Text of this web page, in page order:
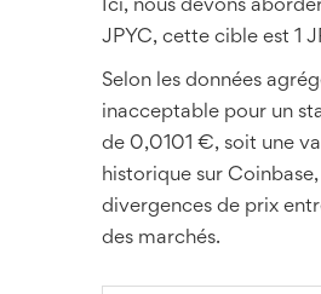
Ici, nous devons
JPYC, cette cible est 1
Selon les données
inacceptable pour un
de 0,0101 €, soit une
historique sur
divergences de prix
des marchés.